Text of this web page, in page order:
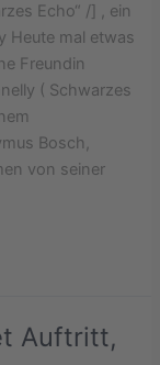
Echo“ /] , ein
Heute mal etwas
Freundin
( Schwarzes
Bosch,
von seiner
Auftritt,